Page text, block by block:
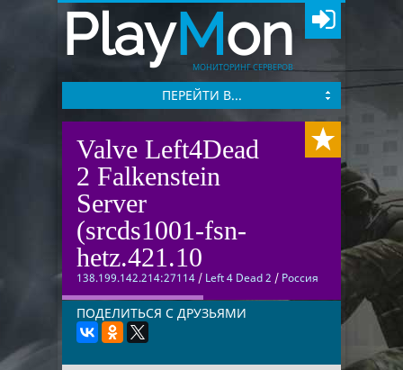
PlayMon
МОНИТОРИНГ СЕРВЕРОВ
ПЕРЕЙТИ В...
Valve Left4Dead
2 Falkenstein
Server
(srcds1001-fsn-
hetz.421.10
138.199.142.214:27114 / Left 4 Dead 2 / Россия
ПОДЕЛИТЬСЯ С ДРУЗЬЯМИ